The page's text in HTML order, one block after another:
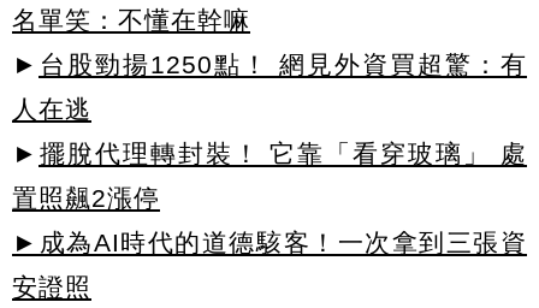
名單笑：不懂在幹嘛
► 台股勁揚1250點！ 網見外資買超驚：有
人在逃
► 擺脫代理轉封裝！ 它靠「看穿玻璃」 處
置照飆2漲停
►成為AI時代的道德駭客！一次拿到三張資
安證照